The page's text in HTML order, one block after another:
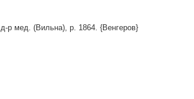
д-р мед. (Вильна), р. 1864. {Венгеров}